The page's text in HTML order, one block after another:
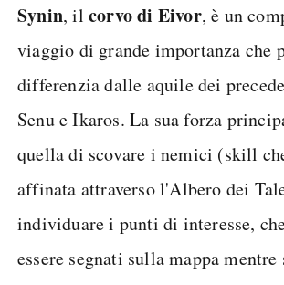
Synin, il corvo di Eivor, è un
viaggio di grande importanza che
differenzia dalle aquile dei
Senu e Ikaros. La sua forza
quella di scovare i nemici (skill
affinata attraverso l'Albero dei
individuare i punti di interesse,
essere segnati sulla mappa